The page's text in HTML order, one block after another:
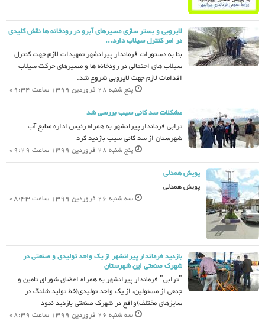
لایروبی و بستر سازی مسیرهای آبرو در رودخانه ها نقش کلیدی
در امر کنترل سیلاب دارد...
بنا به دستورات فرماندار پیرانشهر تمهیدات لازم جهت کنترل
سیلاب های احتمالی در رودخانه ها و مسیرهای حرکت سیلاب
اقدامات لازم جهت لایروبی شروع شد.
پنج شنبه 28 فروردین 1399 ساعت 09:34
مشکلات سد کانی سیب بررسی شد
ترابی فرماندار پیرانشهر به همراه رئیس اداره منابع آب
شهرستان از سد کانی سیب بازدید کرد
پنج شنبه 28 فروردین 1399 ساعت 09:29
پویش همدلی
پویش همدلی
سه شنبه 26 فروردین 1399 ساعت 08:43
بازدید فرماندار پیرانشهر از یک واحد تولیدی و صنعتی در
شهرک صنعتی این شهرستان
"ترابی" فرماندار پیرانشهر به همراه اعضای شورای تامین و
جمعی از مسئولین، از یک واحد تولیدی(خط تولید شلنگ در
سایزهای مختلف)واقع در شهرک صنعتی بازدید نمود
سه شنبه 26 فروردین 1399 ساعت 08:39